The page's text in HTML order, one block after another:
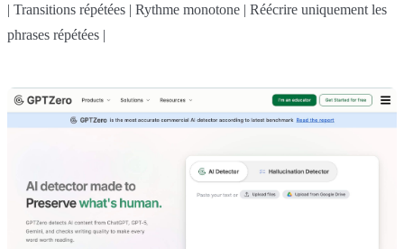
| Transitions répétées | Rythme monotone | Réécrire uniquement les
phrases répétées |